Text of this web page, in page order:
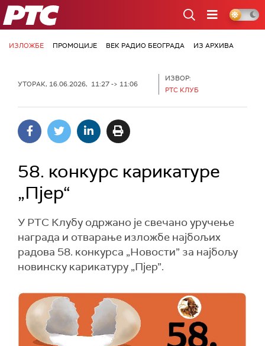
РТС
ИЗЛОЖБЕ ПРОМОЦИЈЕ ВЕК РАДИО БЕОГРАДА ИЗ АРХИВА
УТОРАК, 16.06.2026, 11:27 -> 11:06
ИЗВОР:
РТС КЛУБ
58. конкурс карикатуре
„Пјер“
У РТС Клубу одржано је свечано уручење
награда и отварање изложбе најбољих
радова 58. конкурса „Новости” за најбољу
новинску карикатуру „Пјер”.